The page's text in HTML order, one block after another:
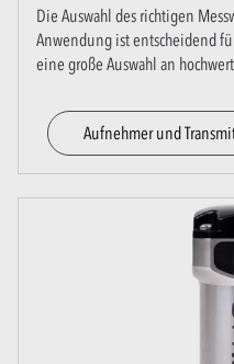
Die Auswahl des richtigen
Anwendung ist entscheidend
eine große Auswahl an
Aufnehmer und